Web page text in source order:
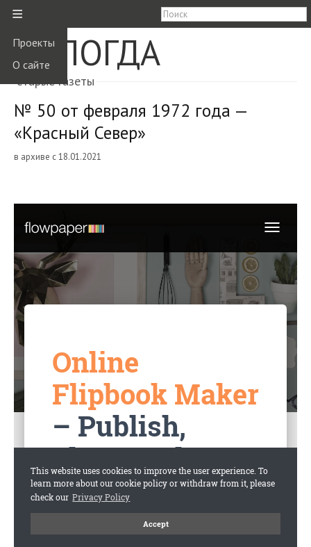
≡
Проекты
О сайте
ВОЛОГДА
старые газеты
№ 50 от февраля 1972 года —
«Красный Север»
в архиве с 18.01.2021